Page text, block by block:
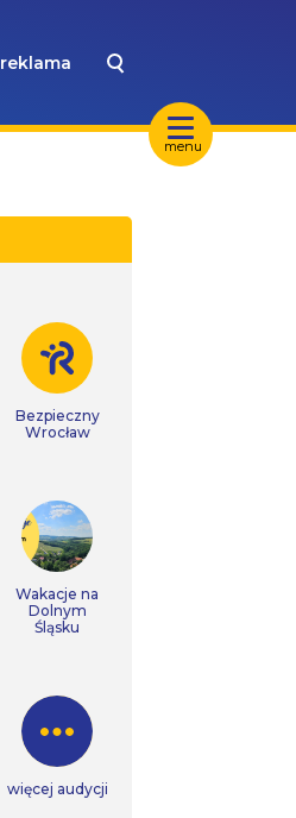
menu
reklama
Bezpieczny
Wrocław
Wakacje na
Dolnym
Śląsku
więcej audycji